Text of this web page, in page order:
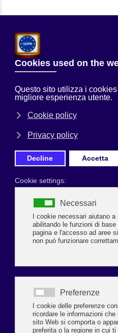
Chi Siamo
Sei qui:Home Servizi alle Imprese
CORSO DI FORMAZIONE
Quattro appuntamenti (10 - 17 - 24 -